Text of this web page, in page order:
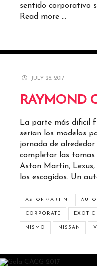
sentido corporativo
Read more …
JULY 26, 2017
RAYMOND
La parte más dificil
serían los modelos
jornada de
completar las tomas
Aston Martin,
los escogidos. Un
ASTONMARTIN
CORPORATE EXOTIC
NISMO NISSAN